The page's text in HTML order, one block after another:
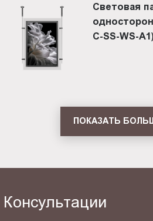
Световая
C-SS-WS-
ПОКАЗАТЬ
Консультации